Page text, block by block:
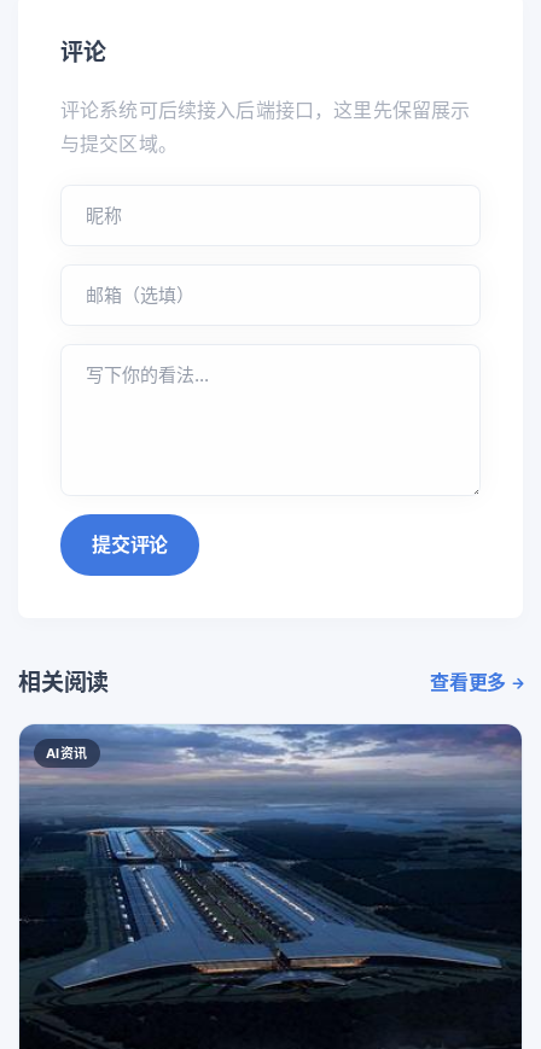
评论
评论系统可后续接入后端接口，这里先保留展示
与提交区域。
提交评论
相关阅读 查看更多
AI资讯